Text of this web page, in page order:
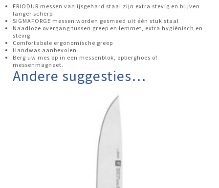
FRIODUR messen van ijsgehard staal zijn extra stevig en blijven
langer scherp
SIGMAFORGE messen worden gesmeed uit één stuk staal
Naadloze overgang tussen greep en lemmet, extra hygiënisch en
stevig
Comfortabele ergonomische greep
Handwas aanbevolen
Berg uw mes op in een messenblok, opberghoes of
messenmagneet.
Andere suggesties…